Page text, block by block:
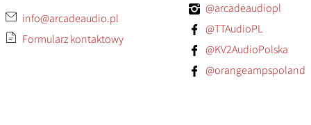
info@arcadeaudio.pl
Formularz kontaktowy
@arcadeaudiopl
@TTAudioPL
@KV2AudioPolska
@orangeampspoland